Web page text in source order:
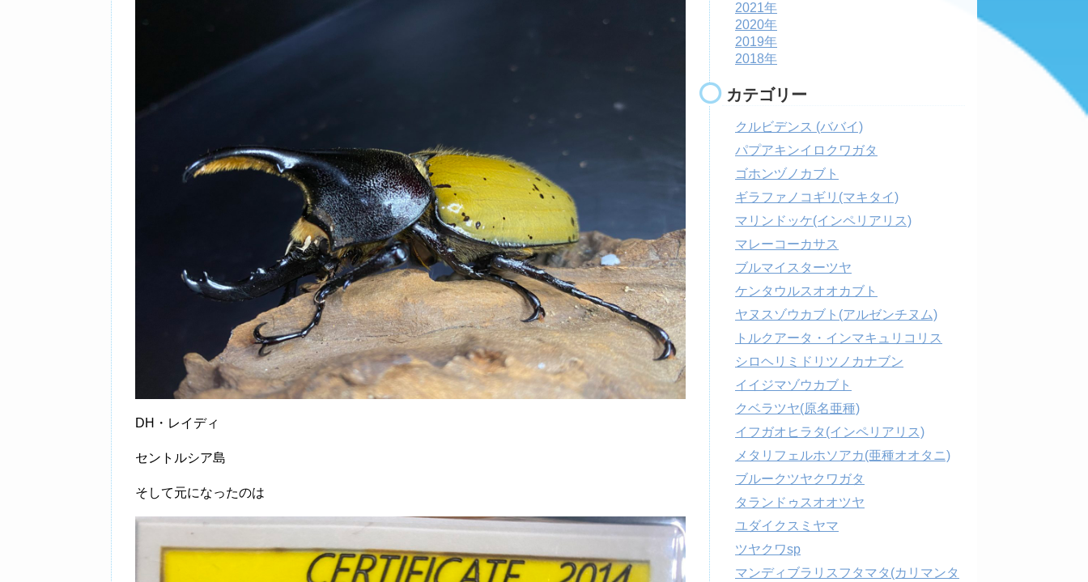
DH・レイディ
セントルシア島
そして元になったのは
2021年
2020年
2019年
2018年
カテゴリー
クルビデンス (ババイ)
パプアキンイロクワガタ
ゴホンヅノカブト
ギラファノコギリ(マキタイ)
マリンドッケ(インペリアリス)
マレーコーカサス
ブルマイスターツヤ
ケンタウルスオオカブト
ヤヌスゾウカブト(アルゼンチヌム)
トルクアータ・インマキュリコリス
シロヘリミドリツノカナブン
イイジマゾウカブト
クベラツヤ(原名亜種)
イフガオヒラタ(インペリアリス)
メタリフェルホソアカ(亜種オオタニ)
ブルークツヤクワガタ
タランドゥスオオツヤ
ユダイクスミヤマ
ツヤクワsp
マンディブラリスフタマタ(カリマンタ